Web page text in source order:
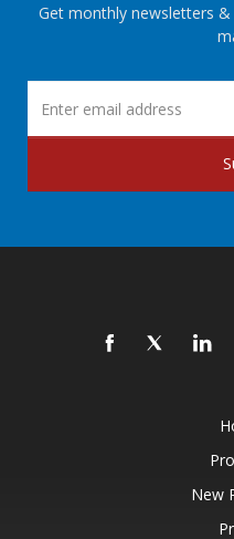
Get monthly newsletters
New